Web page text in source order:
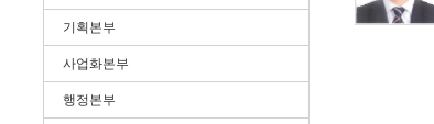
기획본부
사업화본부
행정본부